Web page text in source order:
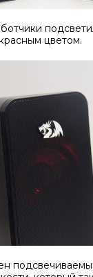
цветом.